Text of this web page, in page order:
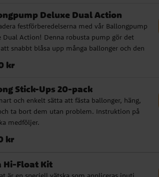
kommer i tre olika storlekar för att passa
behöver mindre eller mer heliumgas, se
en mer detaljerad beskrivning och vad de
Våra tankar innehåller också 99 % helium
många andra märken ofta innehåller 80 %
och 20 % luft. Det medföljer ett praktiskt
Siffer- och bokstavsballonger har en
på cirka 7 dagar fyllda med helium, och
latexballonger cirka 6 timmar.
kan kompletteras med vår produkt
Float. Då kan de sväva upp till 6 dagar.
(20-23 cm) - Fyller ca 30 st
(30 cm) - Fyller ca 6 st stora
Deluxe Dual Action
festförberedelserna med vår Ballongpump
Dual Action! Denna robusta pump gör det
snabbt blåsa upp många ballonger och den
är barnkalas, babyshower eller andra speciella
kr
kr
Stick-Ups 20-pack
och enkelt sätta att fästa ballonger, häng,
ta bort dem utan problem. Instruktion på
medföljer.
kr
kr
Hi-Float Kit